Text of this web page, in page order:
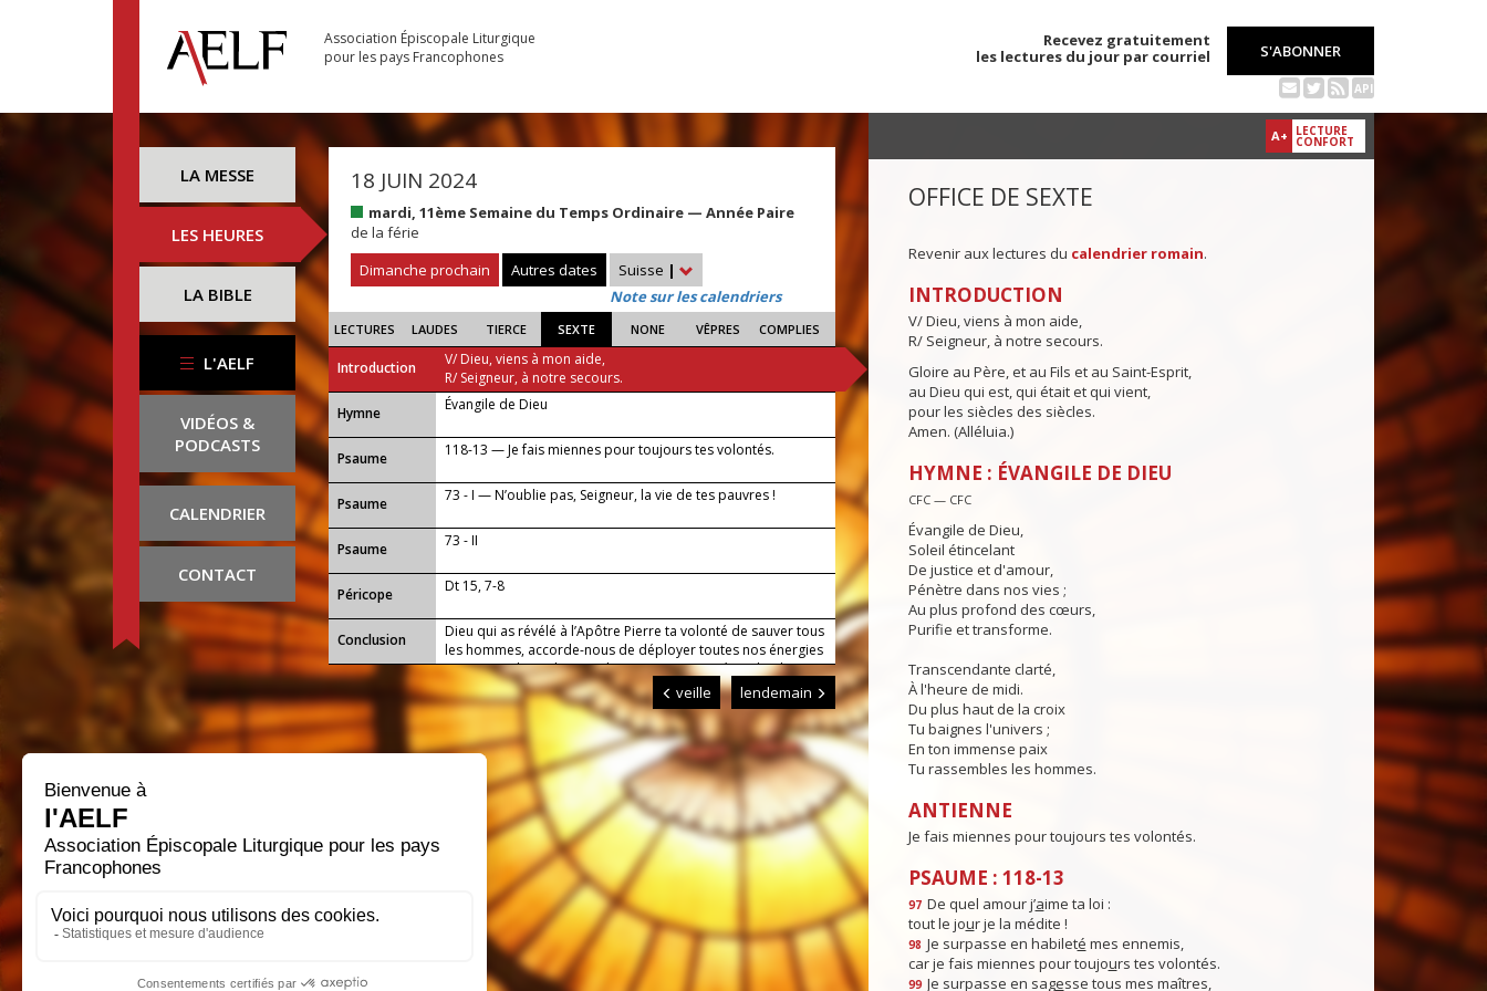
Association Épiscopale Liturgique
pour les pays Francophones
Recevez gratuitement
les lectures du jour par courriel
S'ABONNER
API
LA MESSE
LES HEURES
LA BIBLE
L'AELF
VIDÉOS &
PODCASTS
CALENDRIER
CONTACT
18 JUIN 2024
mardi, 11ème Semaine du Temps Ordinaire — Année Paire
de la férie
Dimanche prochain
Autres dates Suisse |
Note sur les calendriers
LECTURES LAUDES TIERCE SEXTE NONE VÊPRES COMPLIES
Introduction
V/ Dieu, viens à mon aide,
R/ Seigneur, à notre secours.
...
Hymne Évangile de Dieu
Psaume 118-13 — Je fais miennes pour toujours tes volontés.
Psaume 73 - I — N’oublie pas, Seigneur, la vie de tes pauvres !
Psaume 73 - II
Péricope Dt 15, 7-8
Conclusion
Dieu qui as révélé à l’Apôtre Pierre ta volonté de sauver tous
les hommes, accorde-nous de déployer toutes nos énergies
au service de ce dessein de ton amour. Par Jésus, le Christ,
notre Seigneur. Amen.
veille lendemain
A+ LECTURE
CONFORT
OFFICE DE SEXTE
Revenir aux lectures du calendrier romain.
INTRODUCTION
V/ Dieu, viens à mon aide,
R/ Seigneur, à notre secours.
Gloire au Père, et au Fils et au Saint-Esprit,
au Dieu qui est, qui était et qui vient,
pour les siècles des siècles.
Amen. (Alléluia.)
HYMNE : ÉVANGILE DE DIEU
CFC — CFC
Évangile de Dieu,
Soleil étincelant
De justice et d'amour,
Pénètre dans nos vies ;
Au plus profond des cœurs,
Purifie et transforme.
Transcendante clarté,
À l'heure de midi.
Du plus haut de la croix
Tu baignes l'univers ;
En ton immense paix
Tu rassembles les hommes.
ANTIENNE
Je fais miennes pour toujours tes volontés.
PSAUME : 118-13
97 De quel amour j’aime ta loi :
tout le jour je la médite !
98 Je surpasse en habileté mes ennemis,
car je fais miennes pour toujours tes volontés.
99 Je surpasse en sagesse tous mes maîtres,